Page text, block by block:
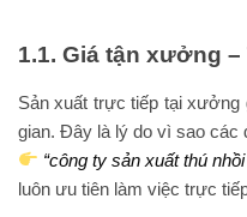
1.1. Giá tận xưởng
Sản xuất trực tiếp tại xưởng
gian. Đây là lý do vì sao các
“công ty sản xuất thú
luôn ưu tiên làm việc trực